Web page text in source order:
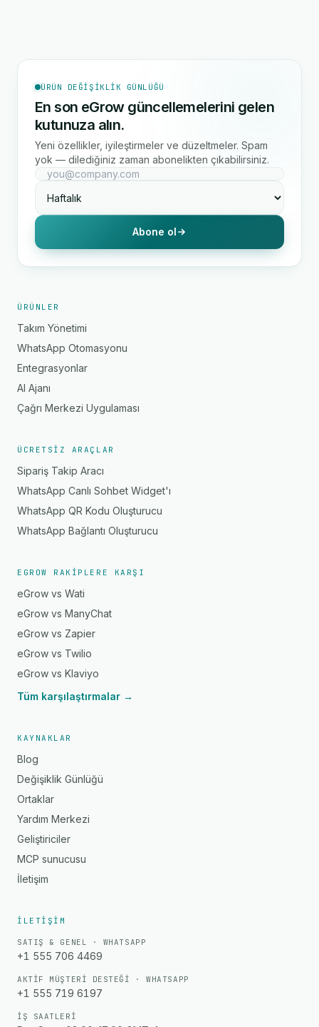
ÜRÜN DEĞIŞIKLIK GÜNLÜĞÜ
En son eGrow güncellemelerini gelen
kutunuza alın.
Yeni özellikler, iyileştirmeler ve düzeltmeler. Spam
yok — dilediğiniz zaman abonelikten çıkabilirsiniz.
Abone ol
ÜRÜNLER
Takım Yönetimi
WhatsApp Otomasyonu
Entegrasyonlar
AI Ajanı
Çağrı Merkezi Uygulaması
ÜCRETSIZ ARAÇLAR
Sipariş Takip Aracı
WhatsApp Canlı Sohbet Widget'ı
WhatsApp QR Kodu Oluşturucu
WhatsApp Bağlantı Oluşturucu
EGROW RAKIPLERE KARŞI
eGrow vs Wati
eGrow vs ManyChat
eGrow vs Zapier
eGrow vs Twilio
eGrow vs Klaviyo
Tüm karşılaştırmalar →
KAYNAKLAR
Blog
Değişiklik Günlüğü
Ortaklar
Yardım Merkezi
Geliştiriciler
MCP sunucusu
İletişim
İLETIŞIM
SATIŞ & GENEL · WHATSAPP
+1 555 706 4469
AKTIF MÜŞTERI DESTEĞI · WHATSAPP
+1 555 719 6197
İŞ SAATLERI